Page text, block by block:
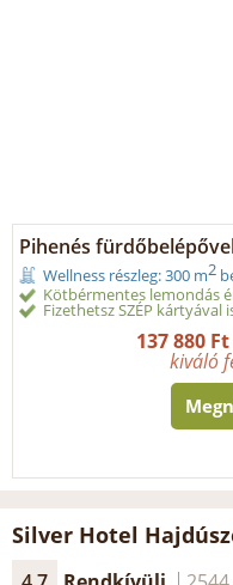
Pihenés
Wellness részleg: 300 m2
Kötbérmentes lemondás
Fizethetsz SZÉP kártyával
137 880
kiváló
Silver Hotel